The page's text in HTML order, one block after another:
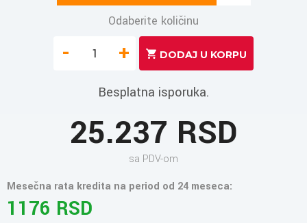
Odaberite količinu
- +
Besplatna isporuka.
25.237 RSD
sa PDV-om
Mesečna rata kredita na period od 24 meseca:
1176 RSD